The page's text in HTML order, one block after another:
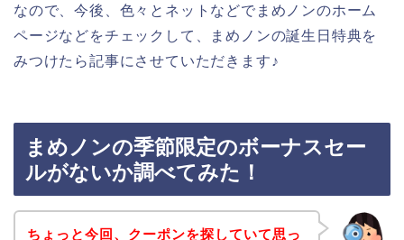
なので、今後、色々とネットなどでまめノンのホーム
ページなどをチェックして、まめノンの誕生日特典を
みつけたら記事にさせていただきます♪
まめノンの季節限定のボーナスセー
ルがないか調べてみた！
ちょっと今回、クーポンを探していて思っ